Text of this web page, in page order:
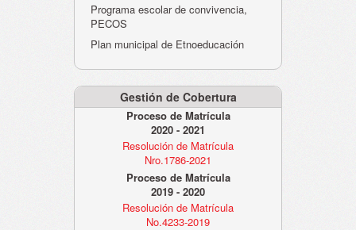
Programa escolar de convivencia,
PECOS
Plan municipal de Etnoeducación
Gestión de Cobertura
Proceso de Matrícula
2020 - 2021
Resolución de Matrícula
Nro.1786-2021
Proceso de Matrícula
2019 - 2020
Resolución de Matrícula
No.4233-2019